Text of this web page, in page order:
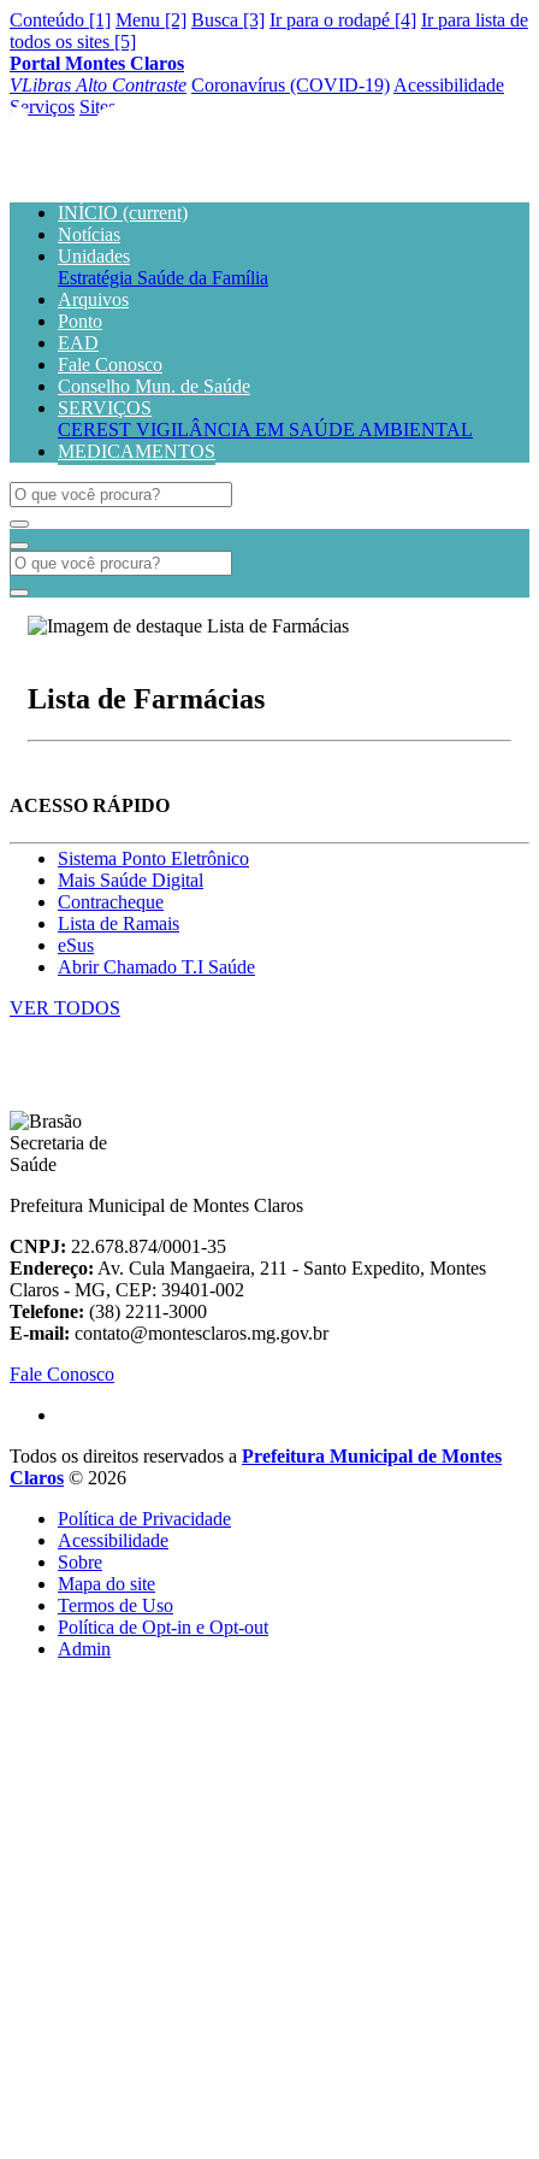
Conteúdo [1] Menu [2] Busca [3] Ir para o rodapé [4] Ir para lista de
todos os sites [5]
Portal Montes Claros
VLibras Alto Contraste Coronavírus (COVID-19) Acessibilidade
Serviços Sites
INÍCIO (current)
Notícias
Unidades
Estratégia Saúde da Família
Arquivos
Ponto
EAD
Fale Conosco
Conselho Mun. de Saúde
SERVIÇOS
CEREST VIGILÂNCIA EM SAÚDE AMBIENTAL
MEDICAMENTOS
Lista de Farmácias
ACESSO RÁPIDO
Sistema Ponto Eletrônico
Mais Saúde Digital
Contracheque
Lista de Ramais
eSus
Abrir Chamado T.I Saúde
VER TODOS
Prefeitura Municipal de Montes Claros
CNPJ: 22.678.874/0001-35
Endereço: Av. Cula Mangaeira, 211 - Santo Expedito, Montes
Claros - MG, CEP: 39401-002
Telefone: (38) 2211-3000
E-mail: contato@montesclaros.mg.gov.br
Fale Conosco
Todos os direitos reservados a Prefeitura Municipal de Montes
Claros © 2026
Política de Privacidade
Acessibilidade
Sobre
Mapa do site
Termos de Uso
Política de Opt-in e Opt-out
Admin